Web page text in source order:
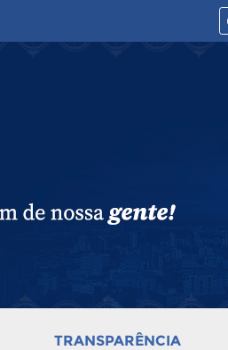
TRANSPARÊNCIA